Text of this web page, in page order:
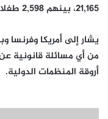
21,165، بينهم 2,598 طفلا، و2,149 امرأة.
يشار إلى أمريكا وفرنسا
من أي مسائلة قانونية
أروقة المنظمات الدولية.